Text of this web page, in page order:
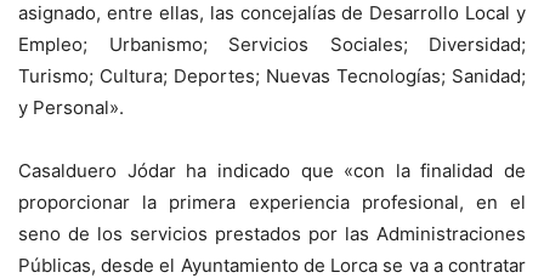
asignado, entre ellas, las concejalías de Desarrollo Local y
Empleo; Urbanismo; Servicios Sociales; Diversidad;
Turismo; Cultura; Deportes; Nuevas Tecnologías; Sanidad;
y Personal».
Casalduero Jódar ha indicado que «con la finalidad de
proporcionar la primera experiencia profesional, en el
seno de los servicios prestados por las Administraciones
Públicas, desde el Ayuntamiento de Lorca se va a contratar